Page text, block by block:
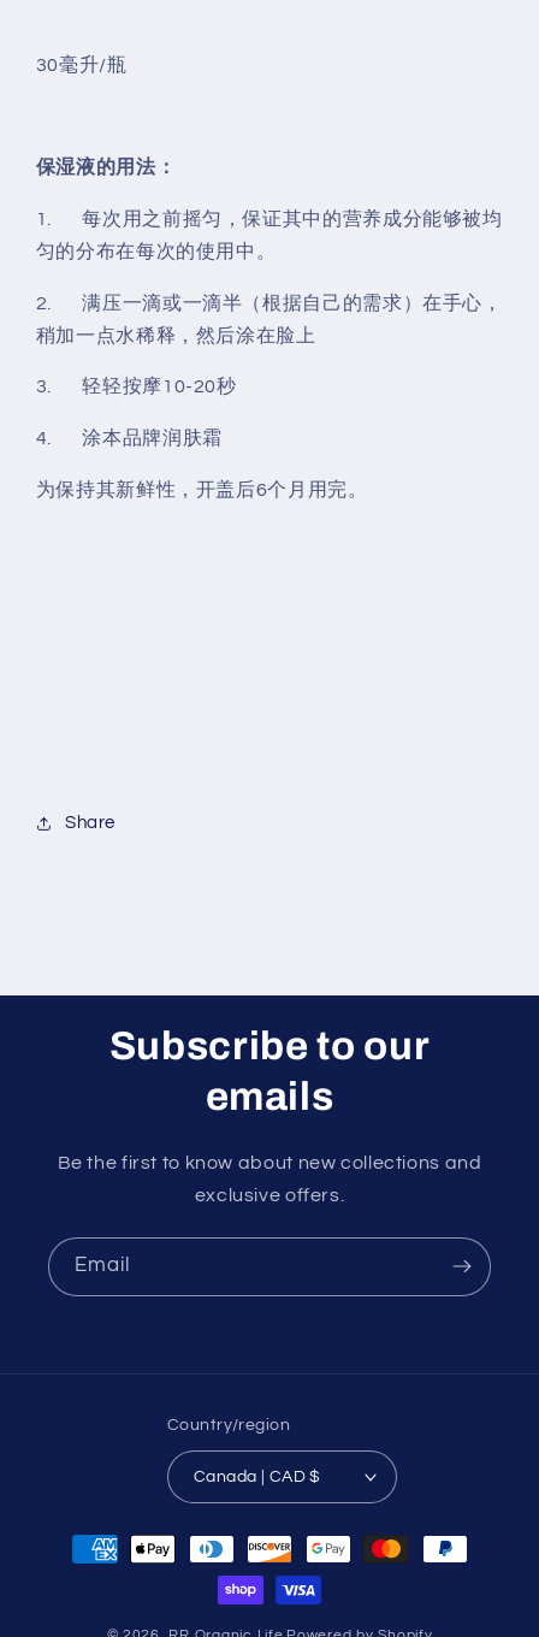
30毫升/瓶
保湿液的用法：
1. 每次用之前摇匀，保证其中的营养成分能够被均
匀的分布在每次的使用中。
2. 满压一滴或一滴半（根据自己的需求）在手心，
稍加一点水稀释，然后涂在脸上
3. 轻轻按摩10-20秒
4. 涂本品牌润肤霜
为保持其新鲜性，开盖后6个月用完。
Share
Subscribe to our
emails
Be the first to know about new collections and
exclusive offers.
Email
Country/region
Canada | CAD $
Payment
methods